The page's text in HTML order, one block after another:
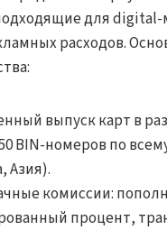
для digital-
расходов.
выпуск карт в
BIN-номеров по
Азия).
комиссии:
процент,